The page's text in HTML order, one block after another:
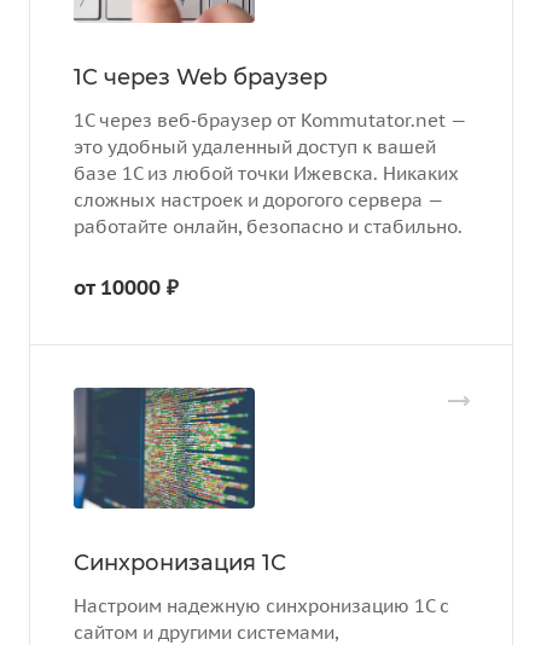
1C через Web браузер
1С через веб‑браузер от Kommutator.net —
это удобный удаленный доступ к вашей
базе 1С из любой точки Ижевска. Никаких
сложных настроек и дорогого сервера —
работайте онлайн, безопасно и стабильно.
от 10000 ₽
Синхронизация 1С
Настроим надежную синхронизацию 1С с
сайтом и другими системами,